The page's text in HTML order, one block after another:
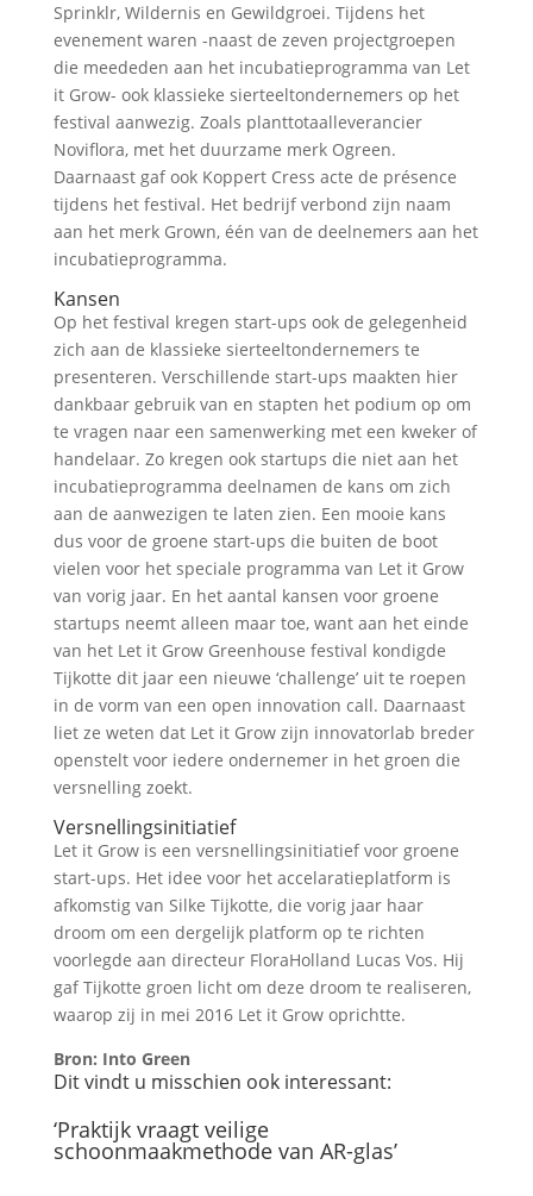
Sprinklr, Wildernis en Gewildgroei. Tijdens het
evenement waren -naast de zeven projectgroepen
die meededen aan het incubatieprogramma van Let
it Grow- ook klassieke sierteeltondernemers op het
festival aanwezig. Zoals planttotaalleverancier
Noviflora, met het duurzame merk Ogreen.
Daarnaast gaf ook Koppert Cress acte de présence
tijdens het festival. Het bedrijf verbond zijn naam
aan het merk Grown, één van de deelnemers aan het
incubatieprogramma.
Kansen
Op het festival kregen start-ups ook de gelegenheid
zich aan de klassieke sierteeltondernemers te
presenteren. Verschillende start-ups maakten hier
dankbaar gebruik van en stapten het podium op om
te vragen naar een samenwerking met een kweker of
handelaar. Zo kregen ook startups die niet aan het
incubatieprogramma deelnamen de kans om zich
aan de aanwezigen te laten zien. Een mooie kans
dus voor de groene start-ups die buiten de boot
vielen voor het speciale programma van Let it Grow
van vorig jaar. En het aantal kansen voor groene
startups neemt alleen maar toe, want aan het einde
van het Let it Grow Greenhouse festival kondigde
Tijkotte dit jaar een nieuwe ‘challenge’ uit te roepen
in de vorm van een open innovation call. Daarnaast
liet ze weten dat Let it Grow zijn innovatorlab breder
openstelt voor iedere ondernemer in het groen die
versnelling zoekt.
Versnellingsinitiatief
Let it Grow is een versnellingsinitiatief voor groene
start-ups. Het idee voor het accelaratieplatform is
afkomstig van Silke Tijkotte, die vorig jaar haar
droom om een dergelijk platform op te richten
voorlegde aan directeur FloraHolland Lucas Vos. Hij
gaf Tijkotte groen licht om deze droom te realiseren,
waarop zij in mei 2016 Let it Grow oprichtte.
Bron: Into Green
Dit vindt u misschien ook interessant:
‘Praktijk vraagt veilige
schoonmaakmethode van AR-glas’